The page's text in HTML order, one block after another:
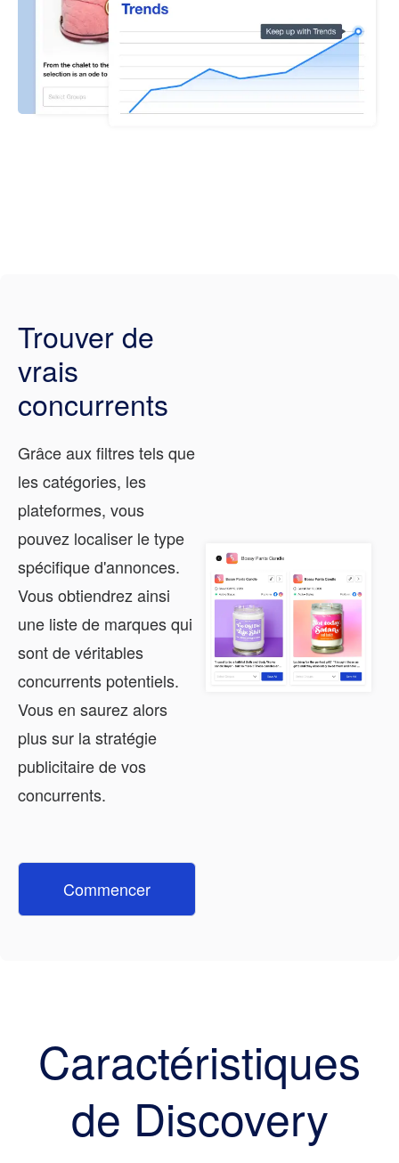
Trouver de
vrais
concurrents
Grâce aux filtres tels que
les catégories, les
plateformes, vous
pouvez localiser le type
spécifique d'annonces.
Vous obtiendrez ainsi
une liste de marques qui
sont de véritables
concurrents potentiels.
Vous en saurez alors
plus sur la stratégie
publicitaire de vos
concurrents.
Commencer
Caractéristiques
de Discovery